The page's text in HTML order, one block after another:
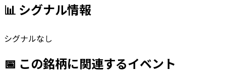
📊 シグナル情報
シグナルなし
📅 この銘柄に関連するイベント